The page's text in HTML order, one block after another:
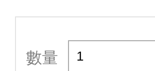
數量